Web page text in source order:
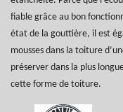
fiable grâce au bon
état de la gouttière, il est
mousses dans la toiture
préserver dans la plus
cette forme de toiture.